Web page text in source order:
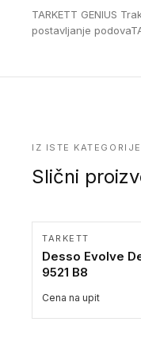
16 cm. Poste i
opterećenjem.
TARKETT GENIUS
postavljanje
IZ ISTE KATEGORIJE
Slični
TARKETT
Desso Evolve
9521 B8
Cena na upit